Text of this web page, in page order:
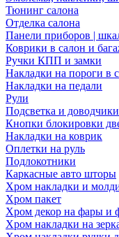
Тюнинг салона
Отделка салона
Панели приборов |
Коврики в салон и
Ручки КПП и замки
Накладки на пороги в
Накладки на педали
Рули
Подсветка и
Кнопки блокировки
Накладки на коврик
Оплетки на руль
Подлокотники
Каркасные авто шторы
Хром накладки и
Хром пакет
Хром декор на фары и
Хром накладки на